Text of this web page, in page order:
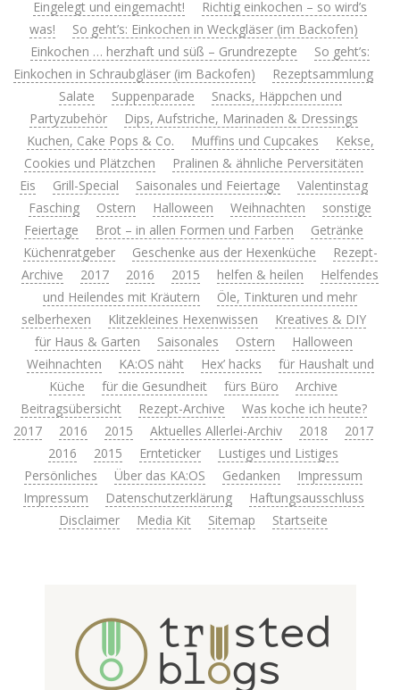
Eingelegt und eingemacht!
Richtig einkochen – so wird’s
was!
So geht’s: Einkochen in Weckgläser (im Backofen)
Einkochen … herzhaft und süß – Grundrezepte
So geht’s:
Einkochen in Schraubgläser (im Backofen)
Rezeptsammlung
Salate
Suppenparade
Snacks, Häppchen und
Partyzubehör
Dips, Aufstriche, Marinaden & Dressings
Kuchen, Cake Pops & Co.
Muffins und Cupcakes
Kekse,
Cookies und Plätzchen
Pralinen & ähnliche Perversitäten
Eis
Grill-Special Saisonales und Feiertage
Valentinstag
Fasching
Ostern Halloween Weihnachten
sonstige
Feiertage
Brot – in allen Formen und Farben
Getränke
Küchenratgeber
Geschenke aus der Hexenküche
Rezept-
Archive
2017 2016 2015 helfen & heilen
Helfendes
und Heilendes mit Kräutern
Öle, Tinkturen und mehr
selberhexen
Klitzekleines Hexenwissen
Kreatives & DIY
für Haus & Garten
Saisonales Ostern
Halloween
Weihnachten
KA:OS näht Hex’ hacks
für Haushalt und
Küche
für die Gesundheit fürs Büro
Archive
Beitragsübersicht
Rezept-Archive
Was koche ich heute?
2017
2016 2015 Aktuelles Allerlei-Archiv 2018
2017
2016
2015 Ernteticker
Lustiges und Listiges
Persönliches
Über das KA:OS Gedanken
Impressum
Impressum
Datenschutzerklärung
Haftungsausschluss
Disclaimer
Media Kit Sitemap Startseite